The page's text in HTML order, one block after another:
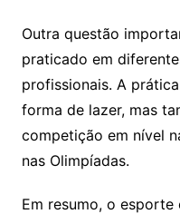
Outra questão
praticado em
profissionais. A
forma de lazer, mas
competição em nível
nas Olimpíadas.
Em resumo, o esporte